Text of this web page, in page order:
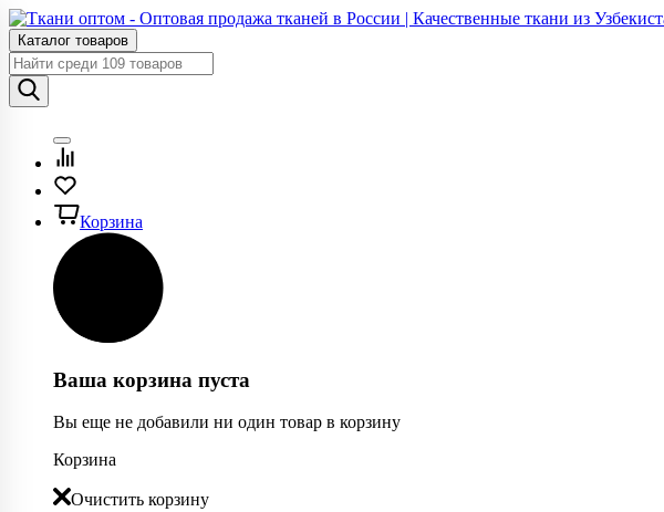
Каталог товаров
Корзина
Ваша корзина пуста
Вы еще не добавили ни один товар в корзину
Корзина
Очистить корзину